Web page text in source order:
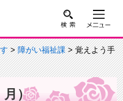
>障がい福祉課> 覚えよう手
月）